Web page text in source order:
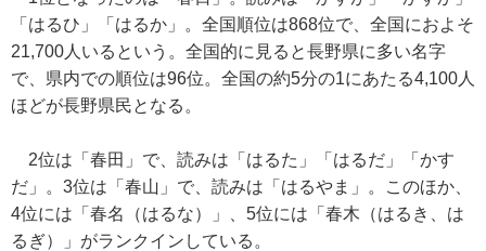
「はるひ」「はるか」。全国順位は868位で、全国におよそ
21,700人いるという。全国的に見ると長野県に多い名字
で、県内での順位は96位。全国の約5分の1にあたる4,100人
ほどが長野県民となる。
2位は「春田」で、読みは「はるた」「はるだ」「かす
だ」。3位は「春山」で、読みは「はるやま」。このほか、
4位には「春名（はるな）」、5位には「春木（はるき、は
るぎ）」がランクインしている。